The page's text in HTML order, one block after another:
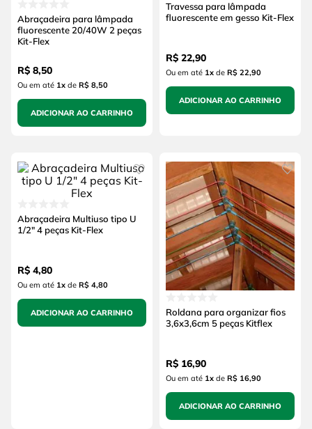
Abraçadeira para lâmpada
fluorescente 20/40W 2 peças
Kit-Flex
R$ 8,50
Ou em até 1xde R$ 8,50
ADICIONAR AO CARRINHO
Travessa para lâmpada
fluorescente em gesso Kit-Flex
R$ 22,90
Ou em até 1xde R$ 22,90
ADICIONAR AO CARRINHO
Abraçadeira Multiuso tipo U
1/2" 4 peças Kit-Flex
R$ 4,80
Ou em até 1xde R$ 4,80
ADICIONAR AO CARRINHO
Roldana para organizar fios
3,6x3,6cm 5 peças Kitflex
R$ 16,90
Ou em até 1xde R$ 16,90
ADICIONAR AO CARRINHO